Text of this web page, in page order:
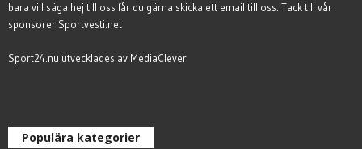
bara vill säga hej till oss får du gärna skicka ett email till oss . Tack till vår
sponsorer Sportvesti.net
Sport24.nu utvecklades av MediaClever
Populära kategorier